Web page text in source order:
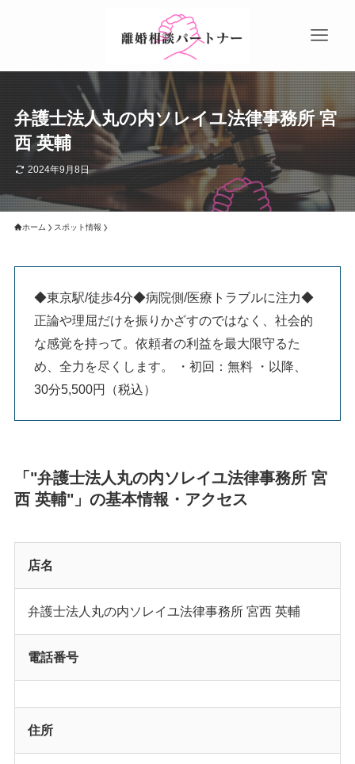
弁護士法人丸の内ソレイユ法律事務所 宮
西 英輔
2024年9月8日
ホーム スポット情報
◆東京駅/徒歩4分◆病院側/医療トラブルに注力◆
正論や理屈だけを振りかざすのではなく、社会的
な感覚を持って。依頼者の利益を最大限守るた
め、全力を尽くします。 ・初回：無料 ・以降、
30分5,500円（税込）
「"弁護士法人丸の内ソレイユ法律事務所 宮
西 英輔"」の基本情報・アクセス
店名
弁護士法人丸の内ソレイユ法律事務所 宮西 英輔
電話番号
住所